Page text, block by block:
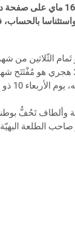
في بلاغ نشره مساء اليوم
بالحساب،
تَحُفُّ
صاحب الطلعة